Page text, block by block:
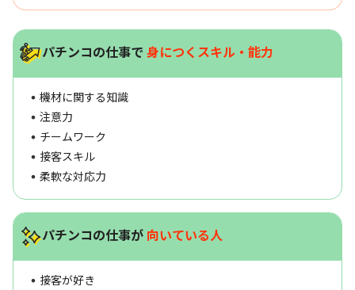
パチンコの仕事で 身につくスキル・能力
機材に関する知識
注意力
チームワーク
接客スキル
柔軟な対応力
パチンコの仕事が 向いている人
接客が好き